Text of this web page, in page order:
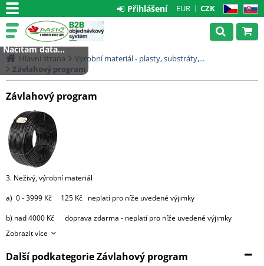
CZ SK
EUR CZK
Přihlášení
Hlavní strana
Výrobní materiál - plasty, substráty,...
Závlahový program
Závlahový program
3. Neživý, výrobní materiál
a) 0 - 3999 Kč 125 Kč neplatí pro níže uvedené výjimky
b) nad 4000 Kč doprava zdarma - neplatí pro níže uvedené výjimky
výjimky:
- substráty, perlit, hnojiva, kůra 2000 Kč za každou započatou
Zobrazit více
Další podkategorie Závlahový program
Načítám data...